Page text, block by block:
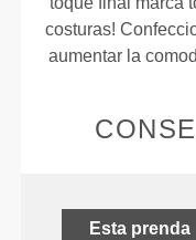
costuras!
aumentar la
Esta prenda